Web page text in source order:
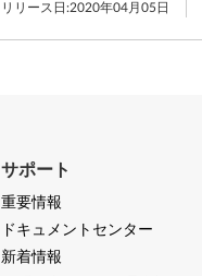
リリース日:2020年04月05日
サポート
重要情報
ドキュメントセンター
新着情報